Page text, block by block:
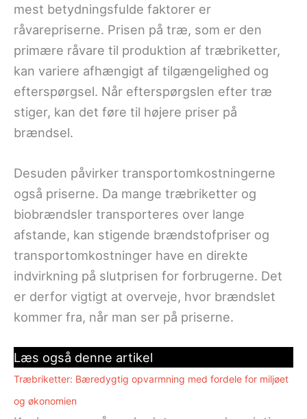
mest betydningsfulde faktorer er
råvarepriserne. Prisen på træ, som er den
primære råvare til produktion af træbriketter,
kan variere afhængigt af tilgængelighed og
efterspørgsel. Når efterspørgslen efter træ
stiger, kan det føre til højere priser på
brændsel.
Desuden påvirker transportomkostningerne
også priserne. Da mange træbriketter og
biobrændsler transporteres over lange
afstande, kan stigende brændstofpriser og
transportomkostninger have en direkte
indvirkning på slutprisen for forbrugerne. Det
er derfor vigtigt at overveje, hvor brændslet
kommer fra, når man ser på priserne.
Læs også denne artikel
Træbriketter: Bæredygtig opvarmning med fordele for miljøet
og økonomien